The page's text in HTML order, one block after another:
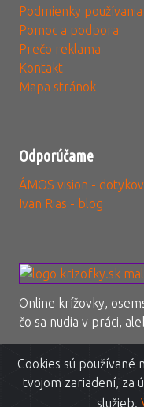
Podmienky používania
Pomoc a podpora
Prečo reklama
Kontakt
Mapa stránok
Odporúčame
ÁMOS vision -
Ivan Rias - blog
Online krížovky,
čo sa nudia v práci,
© 20011-2023
Cookies sú používané
tvojom zariadení, za
služieb.